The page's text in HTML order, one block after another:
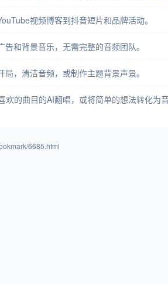
视频博客到抖音短片和品牌活动。
和背景音乐，无需完整的音频团队。
，清洁音频，或制作主题背景声景。
的曲目的AI翻唱，或将简单的想法转化为音
6685.html